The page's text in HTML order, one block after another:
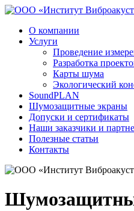
О компании
Услуги
Проведение
Разработка
Карты шума
Экологический
SoundPLAN
Шумозащитные экраны
Допуски и сертификаты
Наши заказчики и
Полезные статьи
Контакты